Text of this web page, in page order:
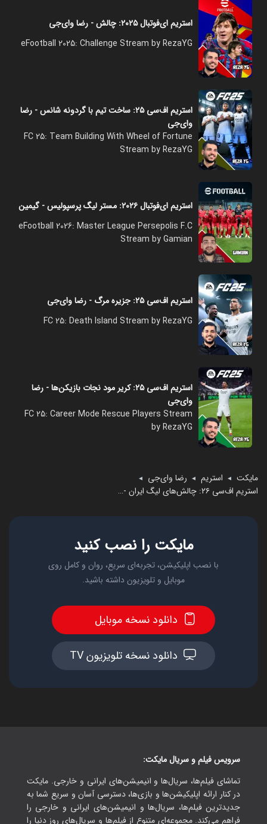
استریم ای‌فوتبال ۲۰۲۵: چالش - رضا وای‌جی
eFootball 2025: Challenge Stream by RezaYG
استریم اف‌سی ۲۵: ساخت تیم با گردونه شانس - رضا
وای‌جی
FC 25: Team Building With Wheel of Fortune
Stream by RezaYG
استریم ای‌فوتبال ۲۰۲۶: مستر لیگ پرسپولیس - گیمین
eFootball 2026: Master League Persepolis F.C
Stream by Gamian
استریم اف‌سی ۲۵: جزیره مرگ - رضا وای‌جی
FC 25: Death Island Stream by RezaYG
استریم اف‌سی ۲۵: کریر مود نجات بازیکن‌ها - رضا
وای‌جی
FC 25: Career Mode Rescue Players Stream
by RezaYG
مایکت ◄ استریم ◄ رضا وای‌جی ◄
استریم اف‌سی ۲۶: چالش‌های لیگ ایران - رضا وای‌جی
مایکت را نصب کنید
با نصب اپلیکیشن، تجربه‌ای سریع، روان و کامل روی
موبایل و تلویزیون داشته باشید.
دانلود نسخه موبایل
دانلود نسخه تلویزیون TV
سرویس فیلم و سریال مایکت:
تماشای فیلم‌ها، سریال‌ها و انیمیشن‌های ایرانی و خارجی. مایکت
در کنار ارائه اپلیکیشن‌ها و بازی‌ها، دسترسی آسان و سریع شما به
جدیدترین فیلم‌ها، سریال‌ها و انیمیشن‌های ایرانی و خارجی را
فراهم می‌کند. مجموعه‌ای متنوع از فیلم‌ها و سریال‌های روز دنیا را